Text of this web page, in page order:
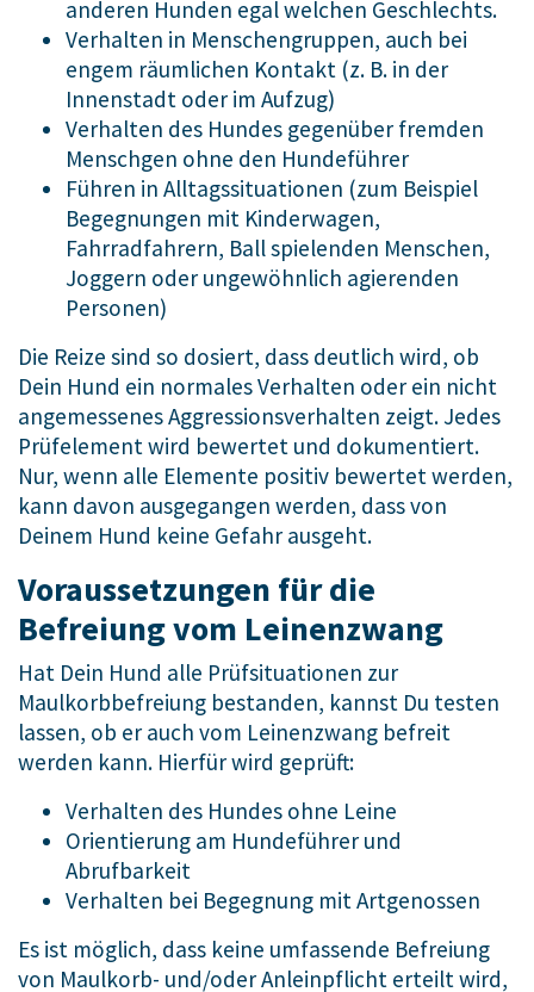
anderen Hunden egal welchen Geschlechts.
Verhalten in Menschengruppen, auch bei
engem räumlichen Kontakt (z. B. in der
Innenstadt oder im Aufzug)
Verhalten des Hundes gegenüber fremden
Menschgen ohne den Hundeführer
Führen in Alltagssituationen (zum Beispiel
Begegnungen mit Kinderwagen,
Fahrradfahrern, Ball spielenden Menschen,
Joggern oder ungewöhnlich agierenden
Personen)
Die Reize sind so dosiert, dass deutlich wird, ob
Dein Hund ein normales Verhalten oder ein nicht
angemessenes Aggressionsverhalten zeigt. Jedes
Prüfelement wird bewertet und dokumentiert.
Nur, wenn alle Elemente positiv bewertet werden,
kann davon ausgegangen werden, dass von
Deinem Hund keine Gefahr ausgeht.
Voraussetzungen für die
Befreiung vom Leinenzwang
Hat Dein Hund alle Prüfsituationen zur
Maulkorbbefreiung bestanden, kannst Du testen
lassen, ob er auch vom Leinenzwang befreit
werden kann. Hierfür wird geprüft:
Verhalten des Hundes ohne Leine
Orientierung am Hundeführer und
Abrufbarkeit
Verhalten bei Begegnung mit Artgenossen
Es ist möglich, dass keine umfassende Befreiung
von Maulkorb- und/oder Anleinpflicht erteilt wird,